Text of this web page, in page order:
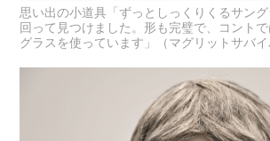
思い出の小道具「ずっとしっくりくるサン
回って見つけました。形も完璧で、コント
グラスを使っています」（マグリットサバイ